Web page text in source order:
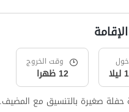
وقت الخروج
12 ظهرا
حفلة صغيرة بالتنسيق مع المضيف.